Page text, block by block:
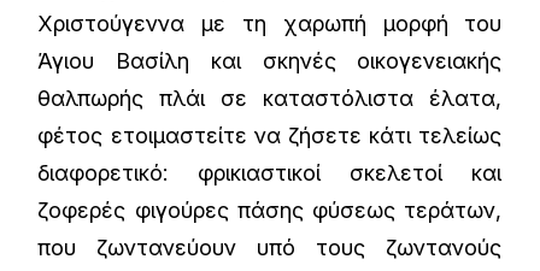
Χριστούγεννα με τη χαρωπή μορφή του
Άγιου Βασίλη και σκηνές οικογενειακής
θαλπωρής πλάι σε καταστόλιστα έλατα,
φέτος ετοιμαστείτε να ζήσετε κάτι τελείως
διαφορετικό: φρικιαστικοί σκελετοί και
ζοφερές φιγούρες πάσης φύσεως τεράτων,
που ζωντανεύουν υπό τους ζωντανούς